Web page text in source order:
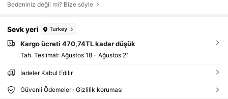
Bedeniniz değil mi? Bize söyle
Sevk yeri Turkey
Kargo ücreti 470,74TL kadar düşük
Tah. Teslimat: Ağustos 18 - Ağustos 21
İadeler Kabul Edilir
Güvenli Ödemeler · Gizlilik koruması